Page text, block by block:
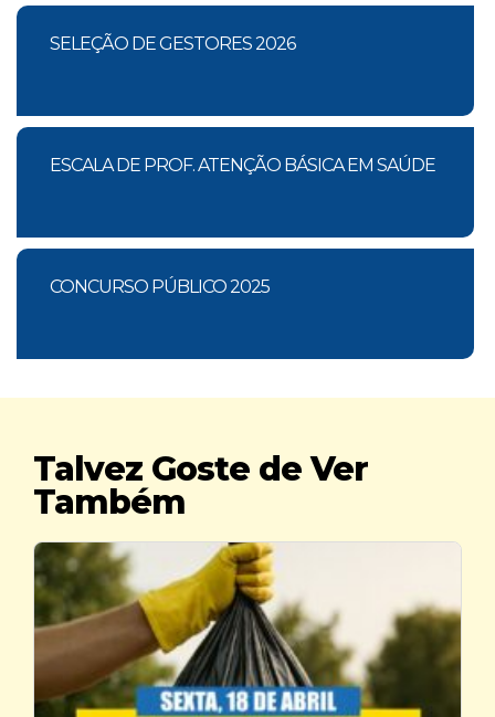
SELEÇÃO DE GESTORES 2026
ESCALA DE PROF. ATENÇÃO BÁSICA EM SAÚDE
CONCURSO PÚBLICO 2025
Talvez Goste de Ver
Também